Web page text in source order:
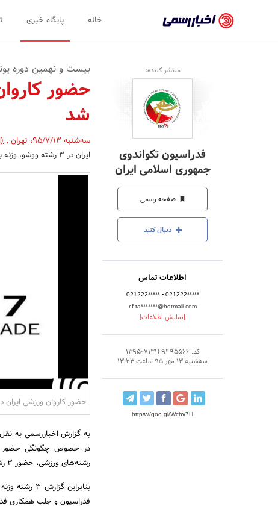
رسمی
-
اخبار
تایید
شده
شرکت‌ها،
سازمان‌ها
و
روابط
عمومی‌ها
خانه پایگاه خبری
منتشر کننده:
فدراسیون تکواندوی
جمهوری اسلامی ایران
صفحه رسمی
دنبال کنید
اطلاعات تماس
021222***** - 021222*****
r.f.ta*******@hotmail.com
[نمایش اطلاعات]
کد: 13950713149495566
سه‌شنبه 13 مهر 95 ساعت 13:23
https://goo.gl/Wcbv7H
بیست و نهمین دوره
شد
سه‌شنبه 95/7/13 ، تهران ,
ایران در 3 رشته ووشو، وزنه برداری و تکواندو قطعی شد.
حضور کاروان ورزشی ایران در 3 رشته ورزشی قطعی
به گزارش اخباررسمی به
در خصوص چگونگی حضور
رشته‌های ورزشی، حضور 3 رشته ورزشی قطعی شد.
بنابراین
فدراسیون و جلب همکاری